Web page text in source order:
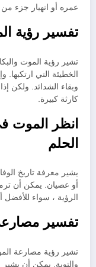
عمره أو انهيار جزء
تفسير رؤية
تشير رؤية الموت
الخطيئة التي ارتكبها.
وبقاء الشدائد. ولكن
كارثة كبيرة.
انظر الموت
الحلم
يشير معرفة تاريخ
أو عصيان. يمكن أن
الرؤية ، سواء للأفضل
تفسير
تشير رؤية مصارعة
والتوبة. يمكن أن